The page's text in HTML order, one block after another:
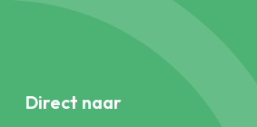
Direct naar